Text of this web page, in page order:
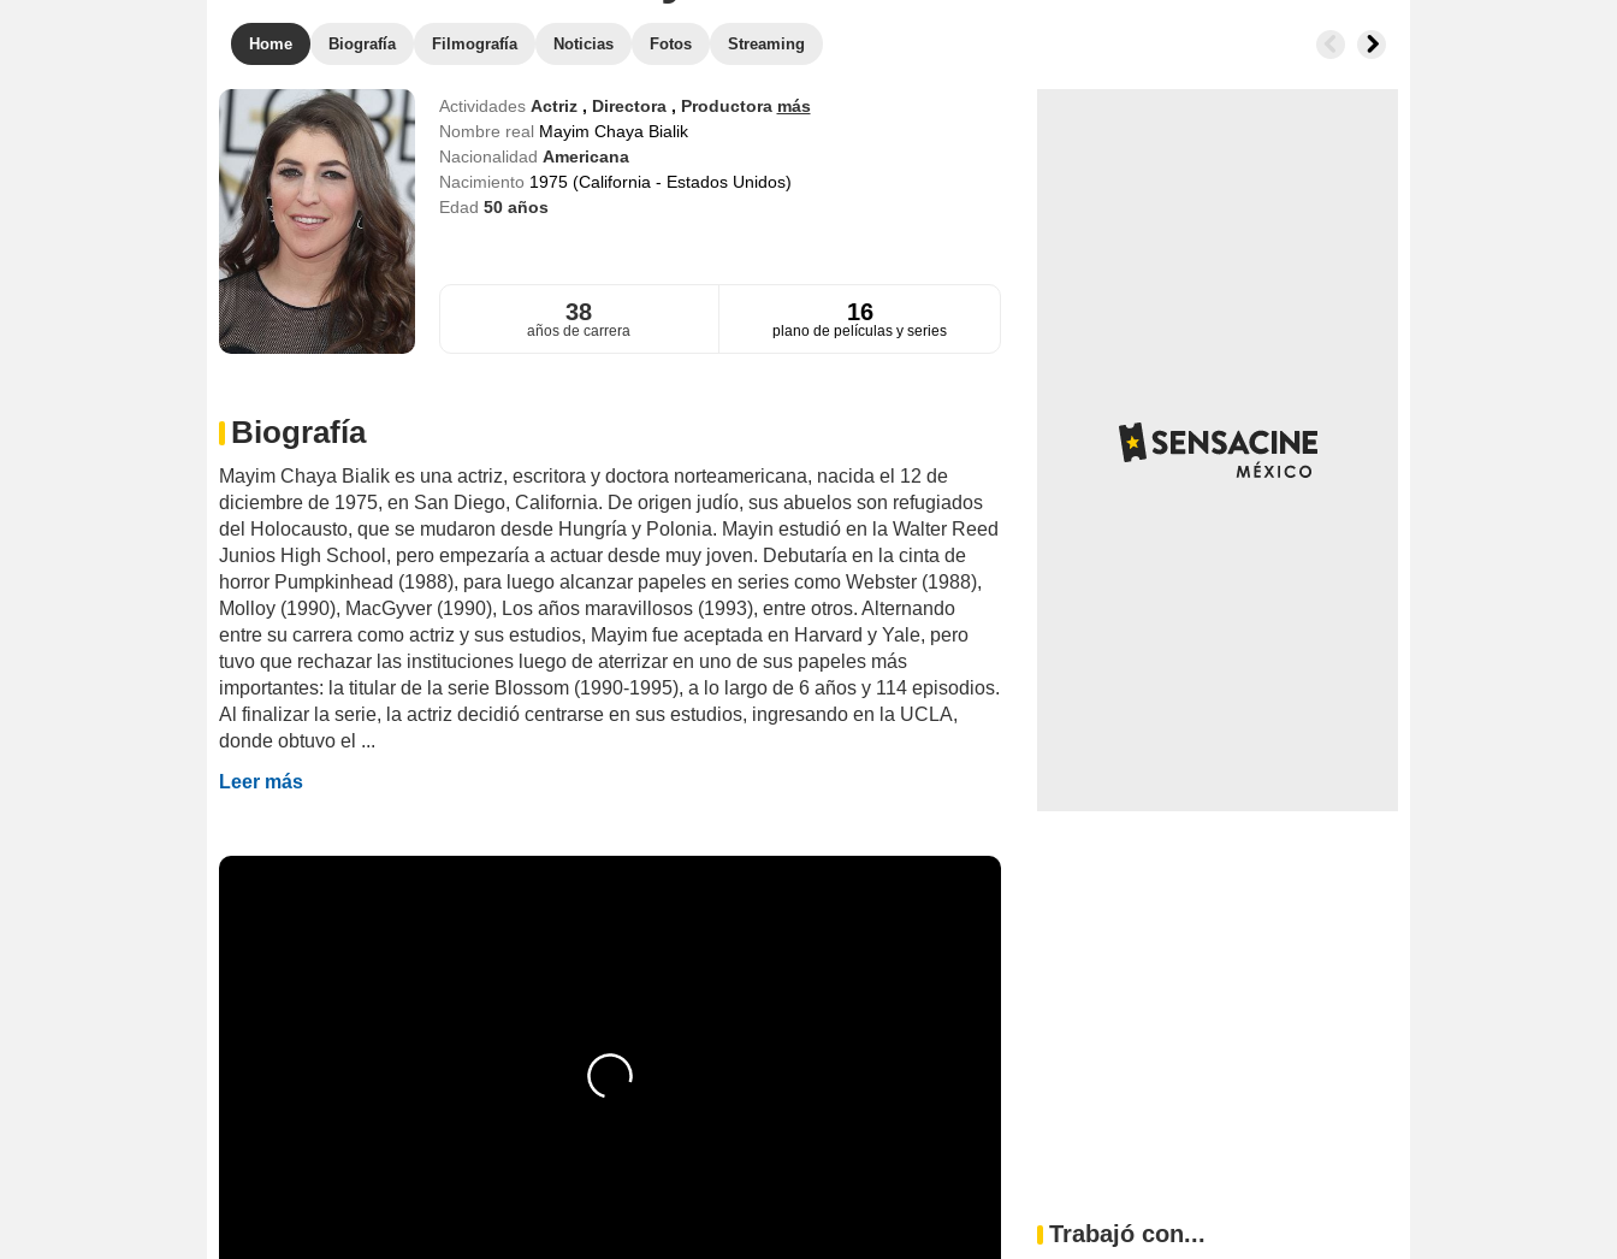
Home Biografía Filmografía Noticias Fotos Streaming
Actividades Actriz , Directora , Productora más
Nombre real Mayim Chaya Bialik
Nacionalidad Americana
Nacimiento 1975 (California - Estados Unidos)
Edad 50años
38
años de carrera
16
plano de películas y series
Biografía
Mayim Chaya Bialik es una actriz, escritora y doctora norteamericana, nacida el 12 de
diciembre de 1975, en San Diego, California. De origen judío, sus abuelos son refugiados
del Holocausto, que se mudaron desde Hungría y Polonia. Mayin estudió en la Walter Reed
Junios High School, pero empezaría a actuar desde muy joven. Debutaría en la cinta de
horror Pumpkinhead (1988), para luego alcanzar papeles en series como Webster (1988),
Molloy (1990), MacGyver (1990), Los años maravillosos (1993), entre otros. Alternando
entre su carrera como actriz y sus estudios, Mayim fue aceptada en Harvard y Yale, pero
tuvo que rechazar las instituciones luego de aterrizar en uno de sus papeles más
importantes: la titular de la serie Blossom (1990-1995), a lo largo de 6 años y 114 episodios.
Al finalizar la serie, la actriz decidió centrarse en sus estudios, ingresando en la UCLA,
donde obtuvo el ...
Leer más
Trabajó con...